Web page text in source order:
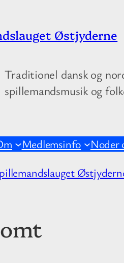
Østjyderne
Traditionel dansk og
spillemandsmusik og
Medlemsinfo Noder